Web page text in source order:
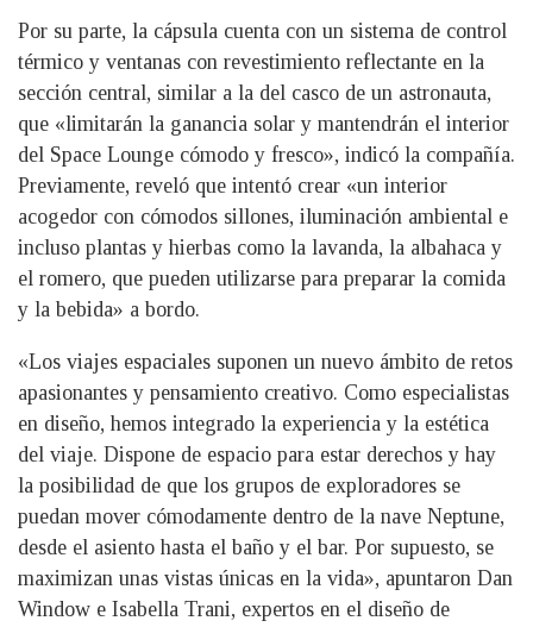
Por su parte, la cápsula cuenta con un sistema de control
térmico y ventanas con revestimiento reflectante en la
sección central, similar a la del casco de un astronauta,
que «limitarán la ganancia solar y mantendrán el interior
del Space Lounge cómodo y fresco», indicó la compañía.
Previamente, reveló que intentó crear «un interior
acogedor con cómodos sillones, iluminación ambiental e
incluso plantas y hierbas como la lavanda, la albahaca y
el romero, que pueden utilizarse para preparar la comida
y la bebida» a bordo.
«Los viajes espaciales suponen un nuevo ámbito de retos
apasionantes y pensamiento creativo. Como especialistas
en diseño, hemos integrado la experiencia y la estética
del viaje. Dispone de espacio para estar derechos y hay
la posibilidad de que los grupos de exploradores se
puedan mover cómodamente dentro de la nave Neptune,
desde el asiento hasta el baño y el bar. Por supuesto, se
maximizan unas vistas únicas en la vida», apuntaron Dan
Window e Isabella Trani, expertos en el diseño de